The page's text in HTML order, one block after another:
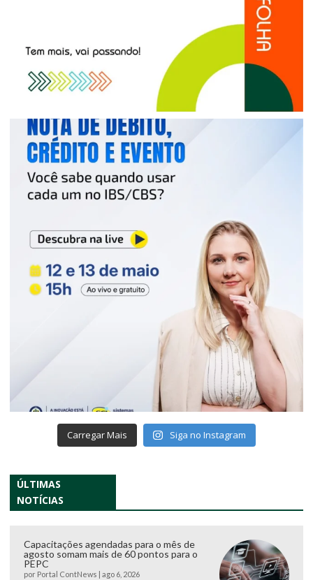
Carregar Mais Siga no Instagram
ÚLTIMAS
NOTÍCIAS
Capacitações agendadas para o mês de
agosto somam mais de 60 pontos para o
PEPC
por Portal ContNews ago 6, 2026